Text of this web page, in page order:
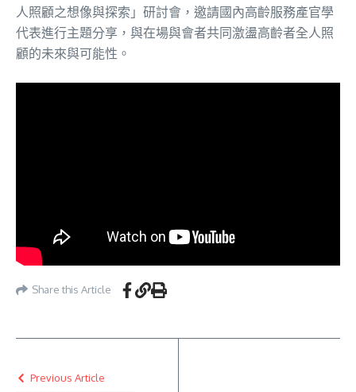
人照顧之想像與探索」研討會，邀請國內高齡服務產官學
代表進行主題分享，與在場與會者共同激盪高齡者全人照
顧的未來與可能性。
Share this Article
Previous Article